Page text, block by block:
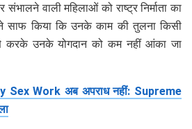
वाली महिलाओं को राष्ट्र निर्माता का
ने साफ किया कि उनके काम की तुलना किसी
करके उनके योगदान को कम नहीं आंका जा
Sex Work अब अपराध नहीं: Supreme